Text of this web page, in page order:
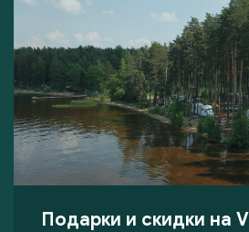
Подарки и скидки на